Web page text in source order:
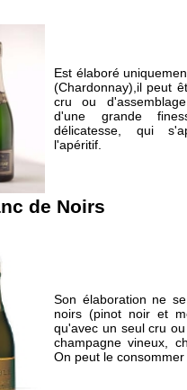
Est élaboré
(Chardonnay),il peut
cru ou
d'une grande
délicatesse, qui
l'apéritif.
de Noirs
Son élaboration ne
noirs (pinot noir et
qu'avec un seul cru
champagne vineux,
On peut le